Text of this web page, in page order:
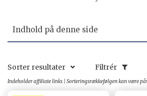
Indhold på denne side
Dommerstrømper
Sorter resultater Filtrér
Indeholder affiliate links | Sorteringsrækkefølgen kan være